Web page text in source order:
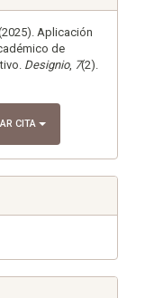
Aplicación
de
Designio, 7(2).
CITA